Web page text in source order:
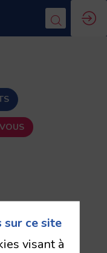
sur ce site
visant à